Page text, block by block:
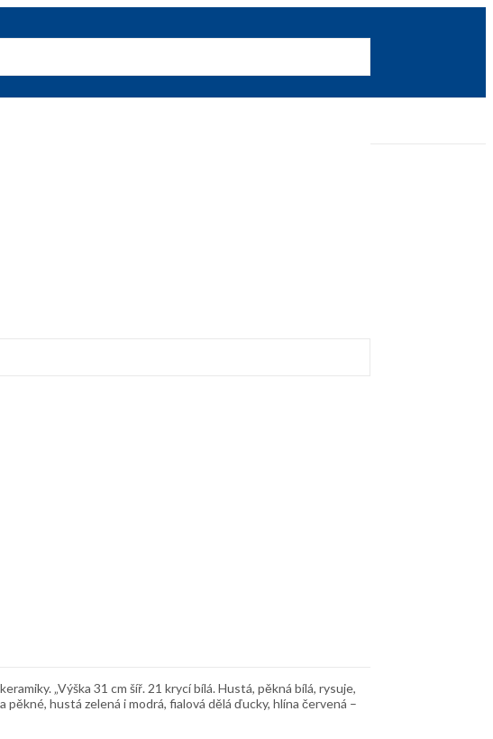
„Výška 31 cm šíř. 21 krycí bílá. Hustá, pěkná bílá, rysuje,
hustá zelená i modrá, fialová dělá ďucky, hlína červená –